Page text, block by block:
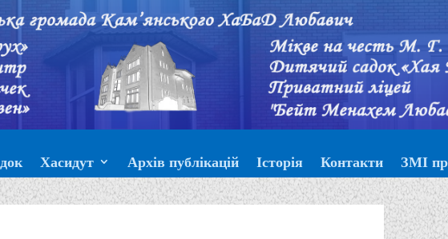
Хасидут Архів публікацій Історія Контакти ЗМІ